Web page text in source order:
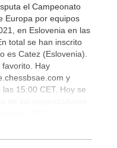
el Campeonato
Europa por equipos
en Eslovenia en las
total se han inscrito
es Catez (Eslovenia).
favorito. Hay
y
15:00 CET. Hoy se